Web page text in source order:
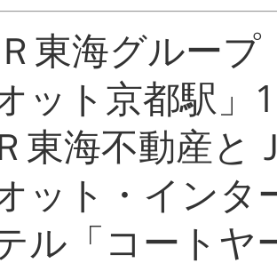
東海グルー
ット京都駅」
東海不動産と
ット・インタ
ル「コートヤ